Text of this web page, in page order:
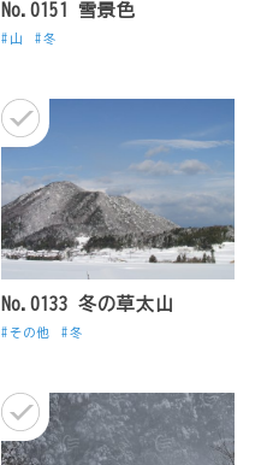
No.0151 雪景色
山 冬
No.0133 冬の草太山
その他 冬